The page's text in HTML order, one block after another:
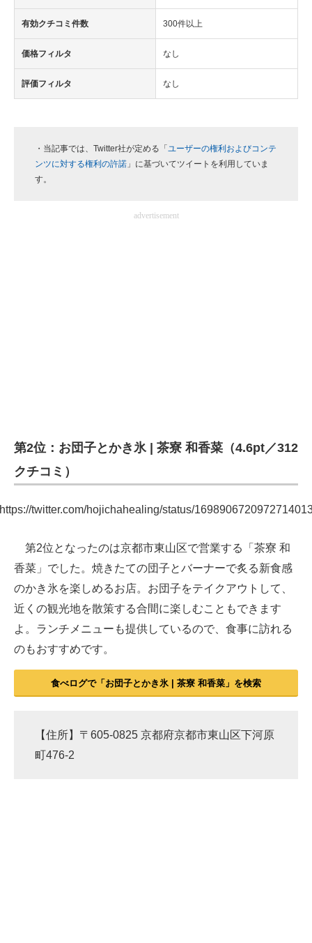
有効クチコミ件数 300件以上
価格フィルタ なし
評価フィルタ なし
・当記事では、Twitter社が定める「 ユーザーの権利およびコンテ
ンツに対する権利の許諾 」に基づいてツイートを利用していま
す。
advertisement
第2位：お団子とかき氷 | 茶寮 和香菜（4.6pt／312
クチコミ）
twitter.com/hojichahealing/status/
第2位となったのは京都市東山区で営業する「茶寮 和
香菜」でした。焼きたての団子とバーナーで炙る新食感
のかき氷を楽しめるお店。お団子をテイクアウトして、
近くの観光地を散策する合間に楽しむこともできます
よ。ランチメニューも提供しているので、食事に訪れる
のもおすすめです。
食べログで「お団子とかき氷 | 茶寮 和香菜」を検索
【住所】〒605-0825 京都府京都市東山区下河原
町476-2